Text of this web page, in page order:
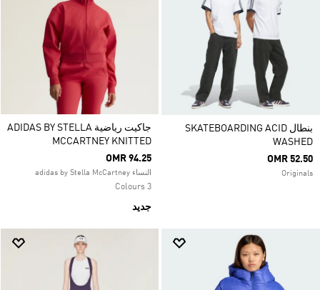
بنطال SKATEBOARDING ACID
WASHED
OMR 52.50
Originals
جاكيت رياضية ADIDAS BY STELLA
MCCARTNEY KNITTED
OMR 94.25
النساء adidas by Stella McCartney
3 Colours
جديد